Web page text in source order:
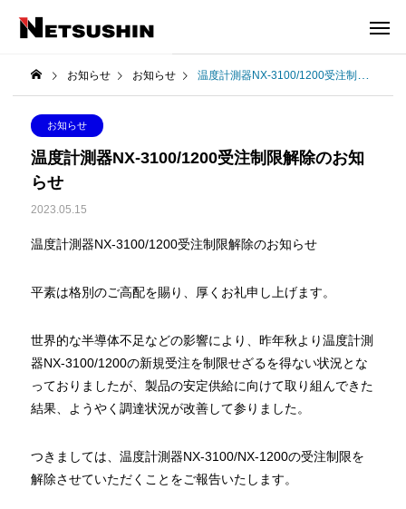
お知らせ お知らせ 温度計測器NX-3100/1200受注制限解除のお知らせ
お知らせ
温度計測器NX-3100/1200受注制限解除のお知
らせ
2023.05.15
温度計測器NX-3100/1200受注制限解除のお知らせ
平素は格別のご高配を賜り、厚くお礼申し上げます。
世界的な半導体不足などの影響により、昨年秋より温度計測
器NX-3100/1200の新規受注を制限せざるを得ない状況とな
っておりましたが、製品の安定供給に向けて取り組んできた
結果、ようやく調達状況が改善して参りました。
つきましては、温度計測器NX-3100/NX-1200の受注制限を
解除させていただくことをご報告いたします。